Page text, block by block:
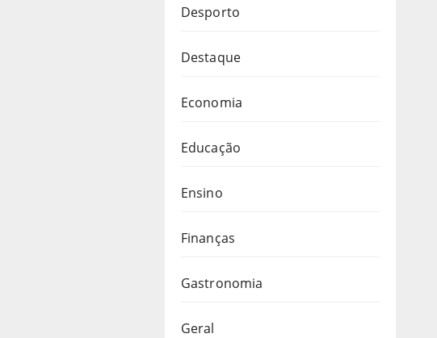
Desporto
Destaque
Economia
Educação
Ensino
Finanças
Gastronomia
Geral